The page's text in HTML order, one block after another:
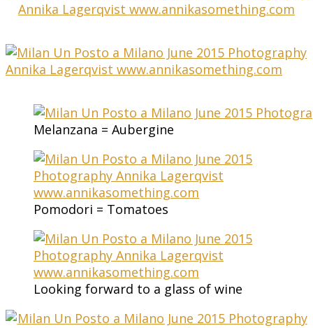
Melanzana = Aubergine
Pomodori = Tomatoes
Looking forward to a glass of wine